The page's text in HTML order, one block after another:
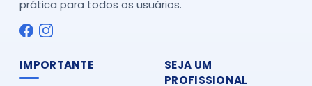
prática para todos os usuários.
IMPORTANTE
SEJA UM
PROFISSIONAL